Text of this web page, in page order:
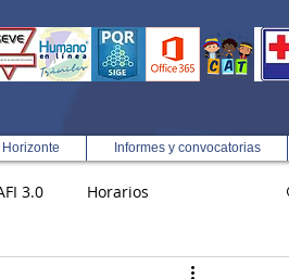
Horizonte Informes y convocatorias
3.0 Horarios